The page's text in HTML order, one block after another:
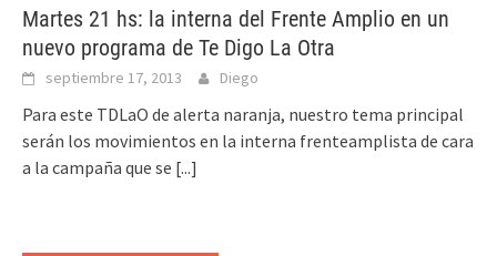
Martes 21 hs: la interna del Frente Amplio en un
nuevo programa de Te Digo La Otra
septiembre 17, 2013 Diego
Para este TDLaO de alerta naranja, nuestro tema principal
serán los movimientos en la interna frenteamplista de cara
a la campaña que se [...]